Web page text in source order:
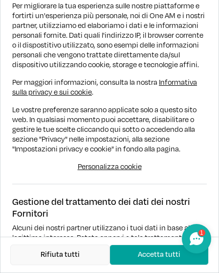
DOVE SIAMO
RICERCA
ASSISTENZA
AZIENDA
Privacy policyCookie policy
Per migliorare la tua esperienza sulle nostre piattaforme e
fortirti un'esperienza più personale, noi di One AM e i nostri
partner, utilizziamo ed elaboriamo i dati e le informazioni
personali fornite. Dati quali l'indirizzo IP, il browser corrente
o il dispostitivo utilizzato, sono esempi delle informazioni
personali che vengono trattate direttamente da/sul
dispositivo utilizzando cookie, storage e tecnologie affini.
Per maggiori informazioni, consulta la nostra Informativa
sulla privacy e sui cookie.
Le vostre preferenze saranno applicate solo a questo sito
web. In qualsiasi momento puoi accettare, disabilitare o
gestire le tue scelte cliccando qui sotto o accedendo alla
sezione "Privacy" nelle impostazioni, alla sezione
"Impostazioni privacy e cookie" in fondo alla pagina.
Personalizza cookie
Gestione del trattamento dei dati dei nostri
Fornitori
Alcuni dei nostri partner utilizzano i tuoi dati in base al loro
legittimo interesse. Potete opporvi a tale trattamento in
qualsiasi momento. È possibile prendere visione e
personalizzare il consenso dei fornitoriqui.
Rifiuta tutti Accetta tutti
1